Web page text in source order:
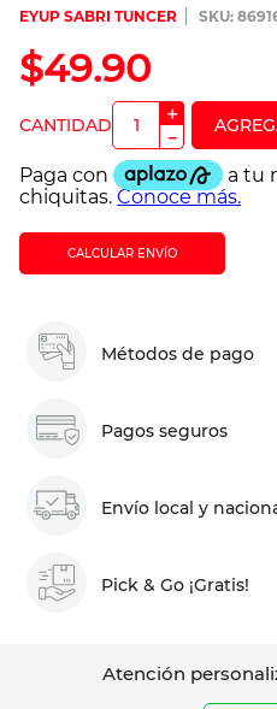
EYUP SABRI TUNCER :
$49.90
＋
－
CALCULAR ENVÍO
Métodos de pago
Pagos seguros
Envío local y
Pick & Go ¡Gratis!
Atención